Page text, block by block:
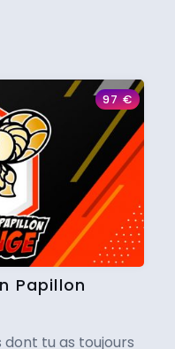
97€
Papillon
tu as toujours